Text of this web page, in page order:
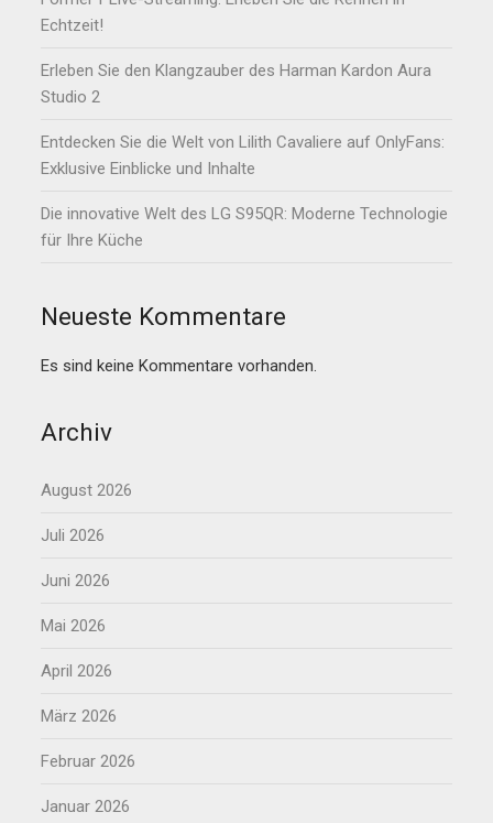
Echtzeit!
Erleben Sie den Klangzauber des Harman Kardon Aura
Studio 2
Entdecken Sie die Welt von Lilith Cavaliere auf OnlyFans:
Exklusive Einblicke und Inhalte
Die innovative Welt des LG S95QR: Moderne Technologie
für Ihre Küche
Neueste Kommentare
Es sind keine Kommentare vorhanden.
Archiv
August 2026
Juli 2026
Juni 2026
Mai 2026
April 2026
März 2026
Februar 2026
Januar 2026